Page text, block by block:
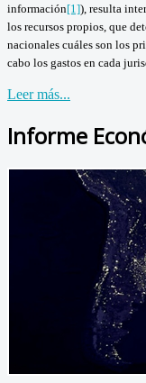
información[1]), resulta
los recursos propios, que
nacionales cuáles son los
cabo los gastos en cada
Leer más...
Informe